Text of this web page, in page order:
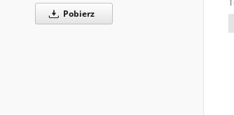
Pobierz